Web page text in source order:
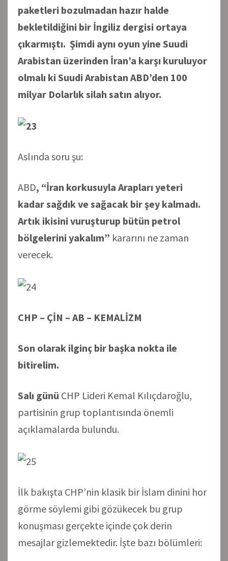
paketleri bozulmadan hazır halde
bekletildiğini bir İngiliz dergisi ortaya
çıkarmıştı. Şimdi aynı oyun yine Suudi
Arabistan üzerinden İran’a karşı kuruluyor
olmalı ki Suudi Arabistan ABD’den 100
milyar Dolarlık silah satın alıyor.
Aslında soru şu:
ABD, “İran korkusuyla Arapları yeteri
kadar sağdık ve sağacak bir şey kalmadı.
Artık ikisini vuruşturup bütün petrol
bölgelerini yakalım” kararını ne zaman
verecek.
CHP – ÇİN – AB – KEMALİZM
Son olarak ilginç bir başka nokta ile
bitirelim.
Salı günü CHP Lideri Kemal Kılıçdaroğlu,
partisinin grup toplantısında önemli
açıklamalarda bulundu.
İlk bakışta CHP’nin klasik bir İslam dinini hor
görme söylemi gibi gözükecek bu grup
konuşması gerçekte içinde çok derin
mesajlar gizlemektedir. İşte bazı bölümleri: